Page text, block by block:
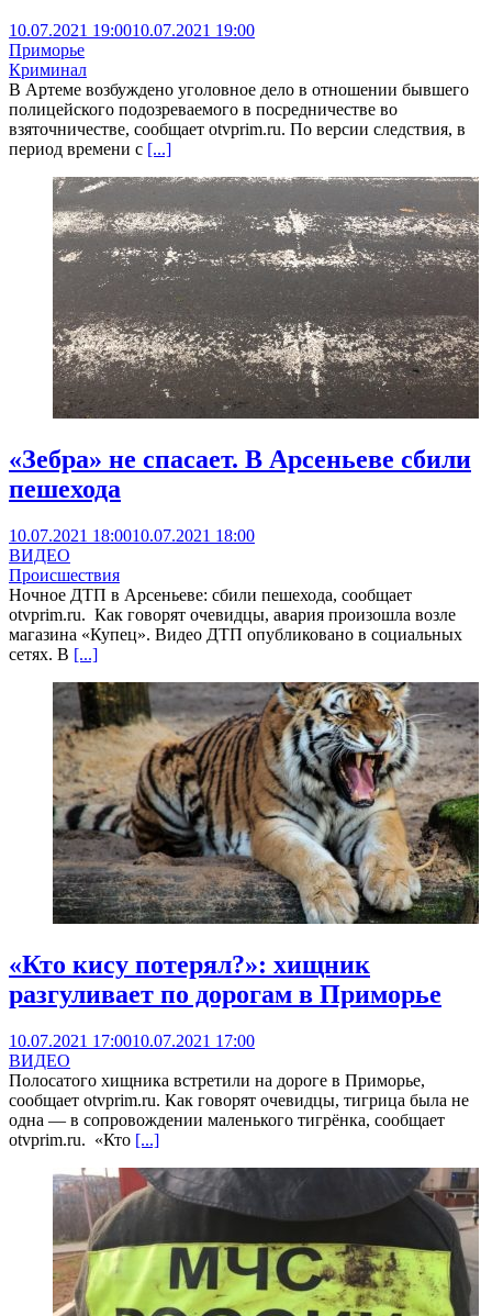
10.07.2021 19:0010.07.2021 19:00
Приморье
Криминал
В Артеме возбуждено уголовное дело в отношении бывшего
полицейского подозреваемого в посредничестве во
взяточничестве, сообщает otvprim.ru. По версии следствия, в
период времени с [...]
«Зебра» не спасает. В Арсеньеве сбили
пешехода
10.07.2021 18:0010.07.2021 18:00
ВИДЕО
Происшествия
Ночное ДТП в Арсеньеве: сбили пешехода, сообщает
otvprim.ru. Как говорят очевидцы, авария произошла возле
магазина «Купец». Видео ДТП опубликовано в социальных
сетях. В [...]
«Кто кису потерял?»: хищник
разгуливает по дорогам в Приморье
10.07.2021 17:0010.07.2021 17:00
ВИДЕО
Полосатого хищника встретили на дороге в Приморье,
сообщает otvprim.ru. Как говорят очевидцы, тигрица была не
одна — в сопровождении маленького тигрёнка, сообщает
otvprim.ru. «Кто [...]